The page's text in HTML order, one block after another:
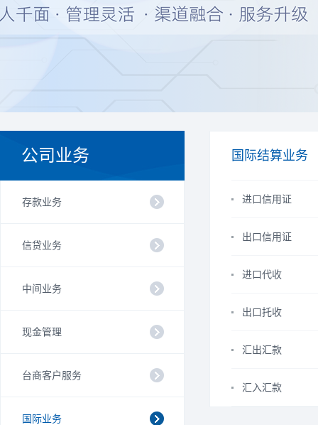
公司业务
存款业务
信贷业务
中间业务
现金管理
台商客户服务
国际业务
国际结算业务
进口信用证
出口信用证
进口代收
出口托收
汇出汇款
汇入汇款